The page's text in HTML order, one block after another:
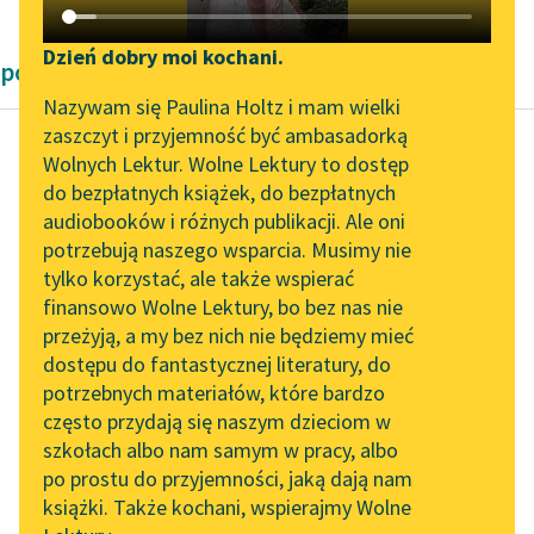
Katalog DAISY
Podkasty o książkach
Zgłoś brak utworu
Aktualności
„Prokurator Alicja Horn”
do słuchania
Byliśmy częścią AI Impact
Lab
Zapraszamy na spotkanie
online z tłumaczkami
literatury skandynawskiej
Spotkanie z Katarzyną
Tunkiel w Oslo
102. lata temu zmarł
Joseph Conrad
Narzędzia
Mapa Wolnych Lektur
Leśmianator
Przewodnik dla piszących i
czytających
API
OAI-PMH
Widget Wolnych Lektur
Przypisy
Dzień dobry moi kochani.
Nazywam się Paulina Holtz i mam wielki
zaszczyt i przyjemność być ambasadorką
Wolnych Lektur. Wolne Lektury to dostęp
do bezpłatnych książek, do bezpłatnych
audiobooków i różnych publikacji. Ale oni
potrzebują naszego wsparcia. Musimy nie
tylko korzystać, ale także wspierać
finansowo Wolne Lektury, bo bez nas nie
przeżyją, a my bez nich nie będziemy mieć
dostępu do fantastycznej literatury, do
potrzebnych materiałów, które bardzo
często przydają się naszym dzieciom w
szkołach albo nam samym w pracy, albo
po prostu do przyjemności, jaką dają nam
książki. Także kochani, wspierajmy Wolne
powieści George'a Orwella
George Orwell
Rok 1984
Lata wcześniej — ile
dokładnie? Już chyba z
siedem — śniło mu się,
że przemierza jakieś
pomieszczenie...
Czytaj więcej